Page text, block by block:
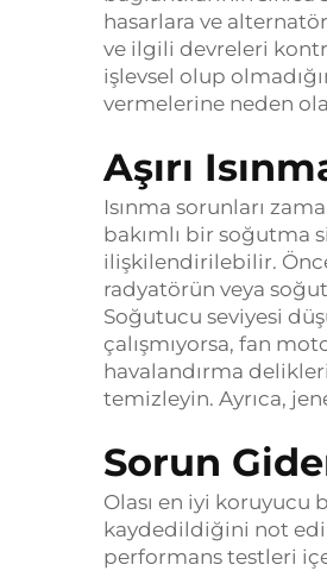
hasarlara ve
ve ilgili devreleri
işlevsel olup
vermelerine neden
Aşırı
Isınma sorunları
bakımlı bir soğutma
ilişkilendirilebilir.
radyatörün veya
Soğutucu seviyesi
çalışmıyorsa, fan
havalandırma
temizleyin. Ayrıca,
Sorun
Olası en iyi koruyucu
kaydedildiğini not
performans testleri